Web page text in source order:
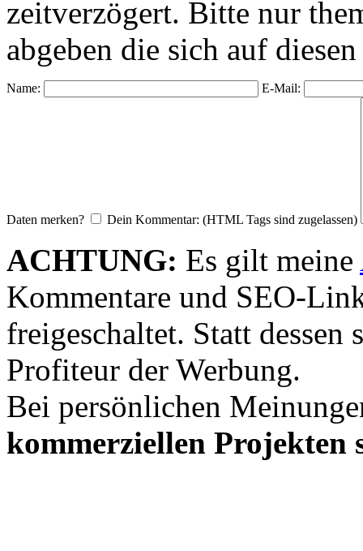
zeitverzögert. Bitte nur
abgeben die sich auf
Name: E-Mail:
Daten merken? Dein Kommentar: (HTML Tags sind zugelassen)
ACHTUNG: Es gilt meine
Kommentare und SEO-
freigeschaltet. Statt dessen
Profiteur der Werbung.
Bei persönlichen
kommerziellen Projekten